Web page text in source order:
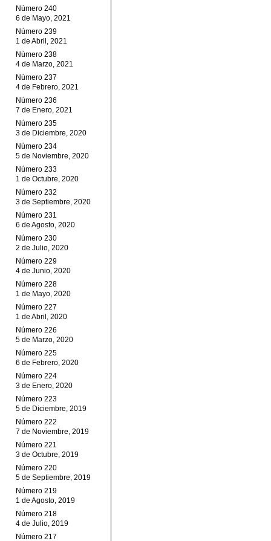
Número 240
6 de Mayo, 2021
Número 239
1 de Abril, 2021
Número 238
4 de Marzo, 2021
Número 237
4 de Febrero, 2021
Número 236
7 de Enero, 2021
Número 235
3 de Diciembre, 2020
Número 234
5 de Noviembre, 2020
Número 233
1 de Octubre, 2020
Número 232
3 de Septiembre, 2020
Número 231
6 de Agosto, 2020
Número 230
2 de Julio, 2020
Número 229
4 de Junio, 2020
Número 228
1 de Mayo, 2020
Número 227
1 de Abril, 2020
Número 226
5 de Marzo, 2020
Número 225
6 de Febrero, 2020
Número 224
3 de Enero, 2020
Número 223
5 de Diciembre, 2019
Número 222
7 de Noviembre, 2019
Número 221
3 de Octubre, 2019
Número 220
5 de Septiembre, 2019
Número 219
1 de Agosto, 2019
Número 218
4 de Julio, 2019
Número 217